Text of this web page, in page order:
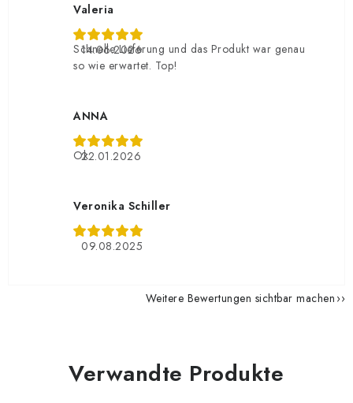
Valeria
14.06.2026
Schnelle Lieferung und das Produkt war genau
so wie erwartet. Top!
ANNA
22.01.2026
Ok
Veronika Schiller
09.08.2025
Weitere Bewertungen sichtbar machen
Verwandte Produkte